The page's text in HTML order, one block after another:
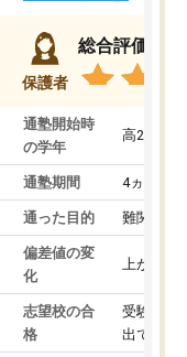
保護者
総合評価
通塾開始時
の学年
高2
通塾期間 4ヵ月～1
通った目的 難関私立
偏差値の変
化
上がった
志望校の合
格
受験して
出ていな